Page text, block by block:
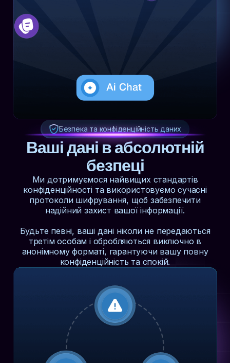
Безпека та конфіденційність даних
Ваші дані в абсолютній
безпеці
Ми дотримуємося найвищих стандартів
конфіденційності та використовуємо сучасні
протоколи шифрування, щоб забезпечити
надійний захист вашої інформації.
Будьте певні, ваші дані ніколи не передаються
третім особам і обробляються виключно в
анонімному форматі, гарантуючи вашу повну
конфіденційність та спокій.